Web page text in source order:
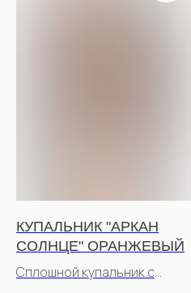
КУПАЛЬНИК "АРКАН
СОЛНЦЕ" ОРАНЖЕВЫЙ
Сплошной купальник с